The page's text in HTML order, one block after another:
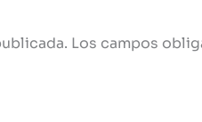
Los campos